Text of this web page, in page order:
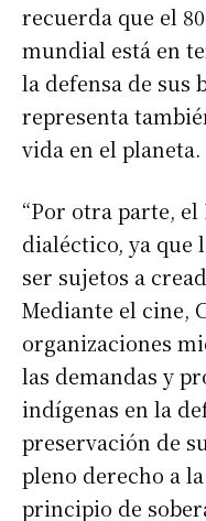
recuerda que el
mundial está en
la defensa de sus
representa
vida en el planeta.
“Por otra parte,
dialéctico, ya que
ser sujetos a
Mediante el cine,
organizaciones
las demandas y
indígenas en la
preservación de
pleno derecho a
principio de